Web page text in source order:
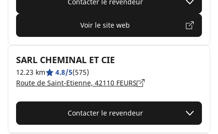
Voir le site web
SARL CHEMINAL ET CIE
12.23 km 4.8/5(575)
Route de Saint-Etienne, 42110 FEURS
Contacter le revendeur